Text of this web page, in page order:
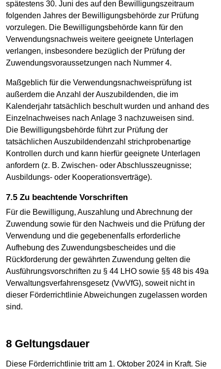
spätestens 30. Juni des auf den Bewilligungszeitraum
folgenden Jahres der Bewilligungsbehörde zur Prüfung
vorzulegen. Die Bewilligungsbehörde kann für den
Verwendungsnachweis weitere geeignete Unterlagen
verlangen, insbesondere bezüglich der Prüfung der
Zuwendungsvoraussetzungen nach Nummer 4.
Maßgeblich für die Verwendungsnachweisprüfung ist
außerdem die Anzahl der Auszubildenden, die im
Kalenderjahr tatsächlich beschult wurden und anhand des
Einzelnachweises nach Anlage 3 nachzuweisen sind.
Die Bewilligungsbehörde führt zur Prüfung der
tatsächlichen Auszubildendenzahl strichprobenartige
Kontrollen durch und kann hierfür geeignete Unterlagen
anfordern (z. B. Zwischen- oder Abschlusszeugnisse;
Ausbildungs- oder Kooperationsverträge).
7.5 Zu beachtende Vorschriften
Für die Bewilligung, Auszahlung und Abrechnung der
Zuwendung sowie für den Nachweis und die Prüfung der
Verwendung und die gegebenenfalls erforderliche
Aufhebung des Zuwendungsbescheides und die
Rückforderung der gewährten Zuwendung gelten die
Ausführungsvorschriften zu § 44 LHO sowie §§ 48 bis 49a
Verwaltungsverfahrensgesetz (VwVfG), soweit nicht in
dieser Förderrichtlinie Abweichungen zugelassen worden
sind.
8 Geltungsdauer
Diese Förderrichtlinie tritt am 1. Oktober 2024 in Kraft. Sie